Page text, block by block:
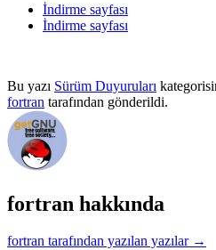
İndirme sayfası
İndirme sayfası
Bu yazı Sürüm Duyuruları
fortran tarafından gönderildi.
fortran hakkında
fortran tarafından yazılan yazılar →